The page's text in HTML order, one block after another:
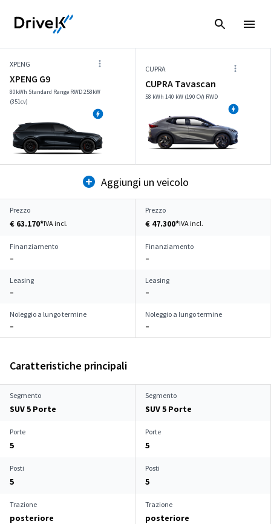
XPENG
XPENG G9
80kWh Standard Range RWD 258kW
(351cv)
CUPRA
CUPRA Tavascan
58 kWh 140 kW (190 CV) RWD
Aggiungi un veicolo
Prezzo
€ 63.170*IVA incl.
Prezzo
€ 47.300*IVA incl.
Finanziamento
–
Finanziamento
–
Leasing
–
Leasing
–
Noleggio a lungo termine
–
Noleggio a lungo termine
–
Caratteristiche principali
Segmento
SUV 5 Porte
Segmento
SUV 5 Porte
Porte
5
Porte
5
Posti
5
Posti
5
Trazione
posteriore
Trazione
posteriore